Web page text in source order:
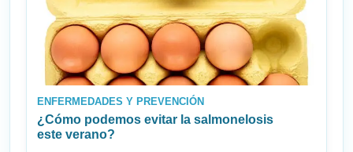
ENFERMEDADES Y PREVENCIÓN
¿Cómo podemos evitar la salmonelosis
este verano?